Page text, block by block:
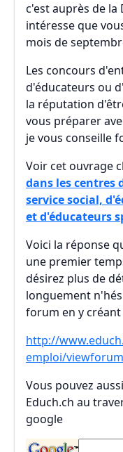
c'est auprès de la
intéresse que
mois de
Les concours
d'éducateurs ou
la réputation
vous préparer
je vous conseille
Voir cet ouvrage
dans les centres
service social,
et d'éducateurs
Voici la réponse
une premier
désirez plus de
longuement
forum en y
http://
emploi/
Vous pouvez
Educh.ch au
google